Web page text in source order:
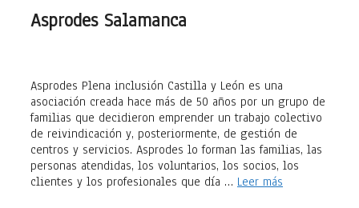
Asprodes Salamanca
Asprodes Plena inclusión Castilla y León es una
asociación creada hace más de 50 años por un grupo de
familias que decidieron emprender un trabajo colectivo
de reivindicación y, posteriormente, de gestión de
centros y servicios. Asprodes lo forman las familias, las
personas atendidas, los voluntarios, los socios, los
clientes y los profesionales que día … Leer más